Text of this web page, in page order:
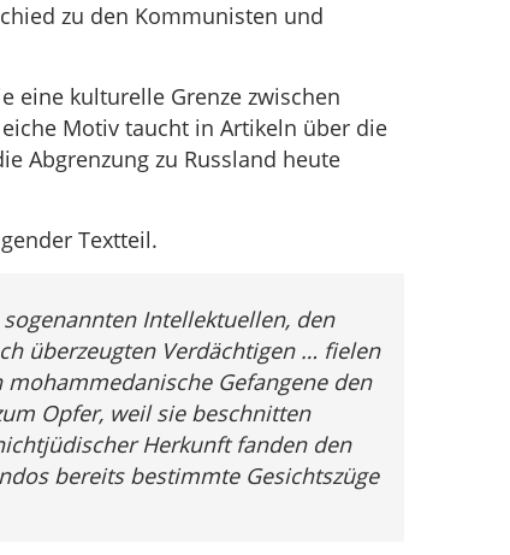
zu den Kommunisten und
eine kulturelle Grenze zwischen
Motiv taucht in Artikeln über die
Abgrenzung zu Russland heute
Textteil.
Intellektuellen, den
überzeugten Verdächtigen … fielen
Gefangene den
Opfer, weil sie beschnitten
Herkunft fanden den
bereits bestimmte Gesichtszüge